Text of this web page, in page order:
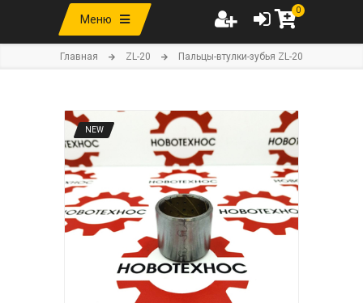
Меню
0
Главная ZL-20 Пальцы-втулки-зубья ZL-20
NEW